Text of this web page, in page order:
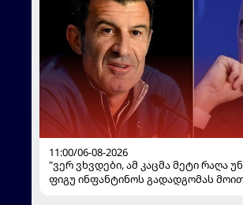
11:00/06-08-2026
"ვერ ვხვდები, ამ კაცმა მეტი რაღა
ფიგუ ინფანტინოს გადადგომას